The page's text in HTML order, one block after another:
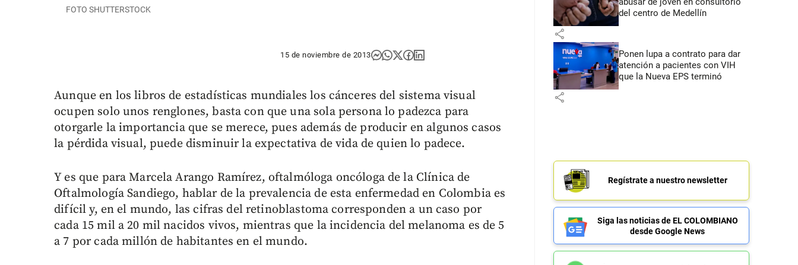
FOTO SHUTTERSTOCK
15 de noviembre de 2013
Aunque en los libros de estadísticas mundiales los cánceres del sistema visual
ocupen solo unos renglones, basta con que una sola persona lo padezca para
otorgarle la importancia que se merece, pues además de producir en algunos casos
la pérdida visual, puede disminuir la expectativa de vida de quien lo padece.
Y es que para Marcela Arango Ramírez, oftalmóloga oncóloga de la Clínica de
Oftalmología Sandiego, hablar de la prevalencia de esta enfermedad en Colombia es
difícil y, en el mundo, las cifras del retinoblastoma corresponden a un caso por
cada 15 mil a 20 mil nacidos vivos, mientras que la incidencia del melanoma es de 5
a 7 por cada millón de habitantes en el mundo.
del centro de Medellín
share
Ponen lupa a contrato para dar
atención a pacientes con VIH
que la Nueva EPS terminó
share
Regístrate a nuestro newsletter
Siga las noticias de EL COLOMBIANO
desde Google News